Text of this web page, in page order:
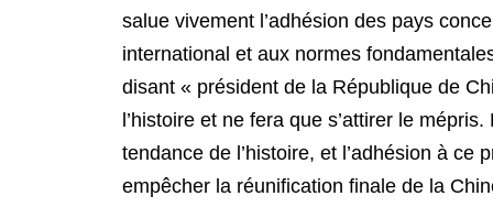
salue vivement l’adhésion des pays
international et aux normes
disant « président de la République de
l’histoire et ne fera que s’attirer le
tendance de l’histoire, et l’adhésion à
empêcher la réunification finale de la